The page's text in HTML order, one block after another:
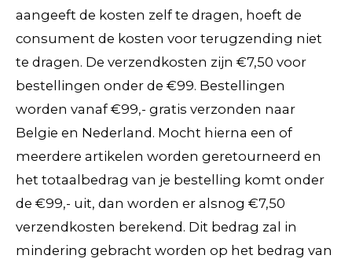
aangeeft de kosten zelf te dragen, hoeft de
consument de kosten voor terugzending niet
te dragen. De verzendkosten zijn €7,50 voor
bestellingen onder de €99. Bestellingen
worden vanaf €99,- gratis verzonden naar
Belgie en Nederland. Mocht hierna een of
meerdere artikelen worden geretourneerd en
het totaalbedrag van je bestelling komt onder
de €99,- uit, dan worden er alsnog €7,50
verzendkosten berekend. Dit bedrag zal in
mindering gebracht worden op het bedrag van